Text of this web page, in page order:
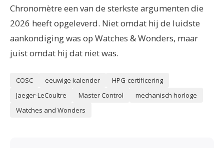
Chronomètre een van de sterkste argumenten die
2026 heeft opgeleverd. Niet omdat hij de luidste
aankondiging was op Watches & Wonders, maar
juist omdat hij dat niet was.
COSC eeuwige kalender
HPG-certificering
Jaeger-LeCoultre
Master Control
mechanisch horloge
Watches and Wonders